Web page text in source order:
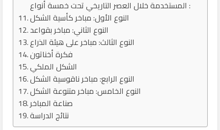
المستخدمة خلال العصر التاريخي تحت خمسة أنواع :
النوع الأول: مباخر كأسية الشكل
النوع الثاني: مباخر بقواعد
النوع الثالث: مباخر على هيئة الذراع
فكرة أخناتون
الشكل الملكي
النوع الرابع: مباخر ناقوسية الشكل
النوع الخامس: مباخر متنوعة الشكل
صناعة المباخر
نتائج الدراسة